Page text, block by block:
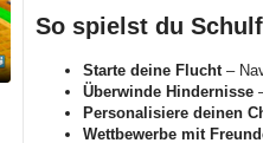
So spielst du
Starte deine Flucht–
Überwinde Hindernisse
Personalisiere deinen
Wettbewerbe mit